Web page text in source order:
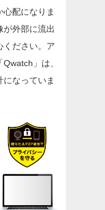
配になりま
が外部に流出
ください。ア
」は、
なっていま